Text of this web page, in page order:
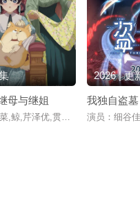
母与继姐
,鲸,芹泽优,贯井柚佳,麦穗杏菜,
2026 | 更
我独自盗墓
演员：细谷